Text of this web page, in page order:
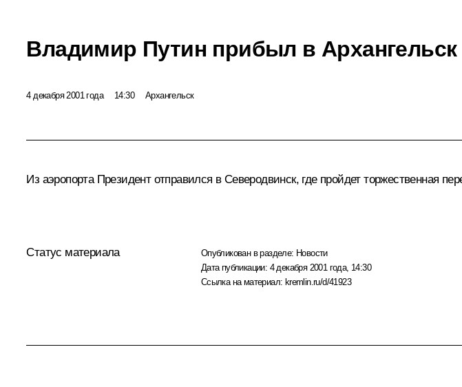
Владимир Путин прибыл в Архангельск
4 декабря 2001 года 14:30 Архангельск
Из аэропорта Президент отправился в Северодвинск, где пройдет торжественная
Статус материала Опубликован в разделе: Новости
Дата публикации: 4 декабря 2001 года, 14:30
Ссылка на материал: kremlin.ru/d/41923